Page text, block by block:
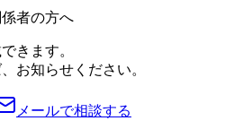
者の方へ
きます。
お知らせください。
メールで相談する